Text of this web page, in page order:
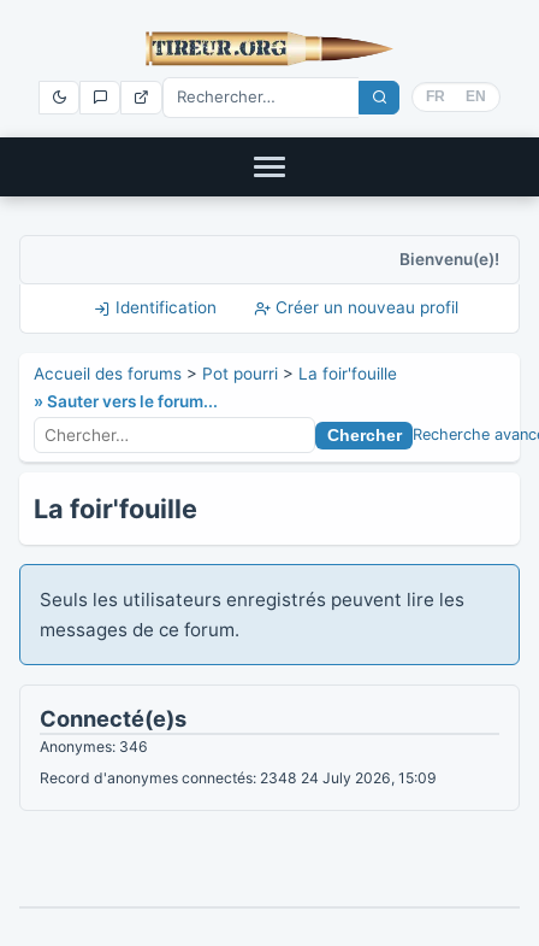
FR EN
Bienvenu(e)!
Identification Créer un nouveau profil
» Sauter vers le forum...
Accueil des forums > Pot pourri > La foir'fouille
Recherche
La foir'fouille
Seuls les utilisateurs enregistrés peuvent lire les
messages de ce forum.
Connecté(e)s
Anonymes: 346
Record d'anonymes connectés: 2348 24 July 2026, 15:09